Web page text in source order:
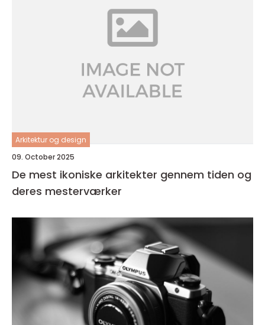
Arkitektur og design
09. October 2025
De mest ikoniske arkitekter gennem tiden og
deres mesterværker